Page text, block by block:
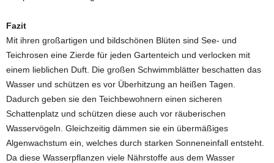
Fazit
Mit ihren großartigen und bildschönen Blüten sind See- und
Teichrosen eine Zierde für jeden Gartenteich und verlocken mit
einem lieblichen Duft. Die großen Schwimmblätter beschatten das
Wasser und schützen es vor Überhitzung an heißen Tagen.
Dadurch geben sie den Teichbewohnern einen sicheren
Schattenplatz und schützen diese auch vor räuberischen
Wasservögeln. Gleichzeitig dämmen sie ein übermäßiges
Algenwachstum ein, welches durch starken Sonneneinfall entsteht.
Da diese Wasserpflanzen viele Nährstoffe aus dem Wasser